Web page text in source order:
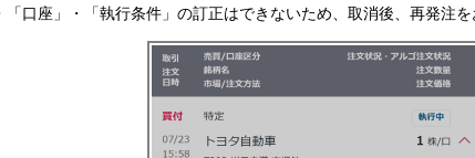
「口座」・「執行条件」の訂正はできないため、取消後、再発注を